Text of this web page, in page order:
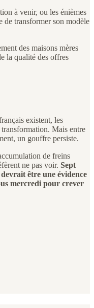
à venir, ou les énièmes
de transformer son modèle
des maisons mères
la qualité des offres
existent, les
Mais entre
un gouffre persiste.
de freins
ne pas voir. Sept
être une évidence
mercredi pour crever